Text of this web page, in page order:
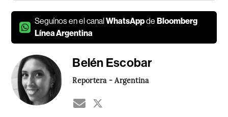
Seguínos en el canalWhatsAppde Bloomberg
Línea Argentina
Belén Escobar
Reportera - Argentina